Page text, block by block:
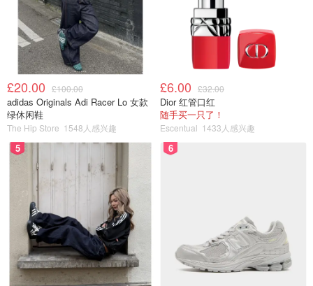
“圣诞老人”竟是连环杀手？“慈祥”园艺
工连杀8人埋尸花盆16年，真相比惊悚
片离谱…
想吃妹妹的甜甜圈 195
特朗普又开炮！祝“卑鄙小人”爱泼斯坦
同伙圣诞快乐，放话：享受最后一个
圣诞吧…
想吃妹妹的甜甜圈
欧洲确认出现致命MERS病毒，致死率
37%，世卫组织通报全球19例病例
小不列颠晒晒君 261
£20.00 £100.00
adidas Originals Adi Racer Lo 女款
绿休闲鞋
The Hip Store 1548人感兴趣
£6.00 £32.00
Dior 红管口红
随手买一只了！
Escentual 1433人感兴趣
5 6